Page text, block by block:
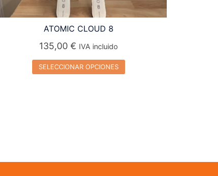
ATOMIC CLOUD 8
135,00 € IVA incluido
SELECCIONAR OPCIONES
opciones